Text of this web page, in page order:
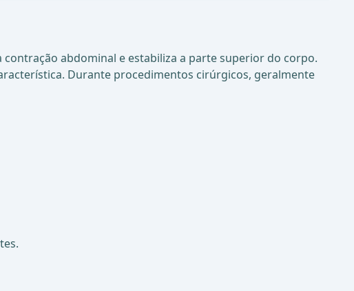
abdominal e estabiliza a parte superior do corpo.
Durante procedimentos cirúrgicos, geralmente